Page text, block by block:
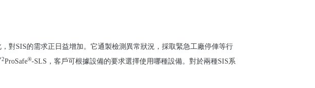
對SIS的需求正日益增加。它通製檢測異常狀況，採取緊急工廠停俥等行
ProSafe®-SLS，客戶可根據設備的要求選擇使用哪種設備。對於兩種SIS系